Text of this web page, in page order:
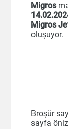
Migros
Migros
oluşuyor.
Broşür
sayfa